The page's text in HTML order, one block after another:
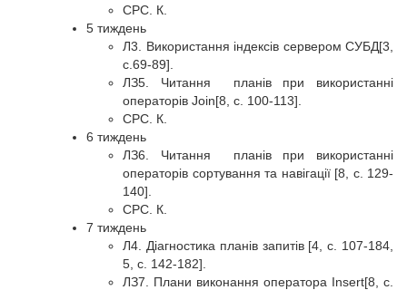
СРС. К.
5 тиждень
Л3. Використання індексів сервером СУБД[3,
с.69-89].
ЛЗ5. Читання планів при використанні
операторів Join[8, с. 100-113].
СРС. К.
6 тиждень
ЛЗ6. Читання планів при використанні
операторів сортування та навігації [8, с. 129-
140].
СРС. К.
7 тиждень
Л4. Діагностика планів запитів [4, с. 107-184,
5, c. 142-182].
ЛЗ7. Плани виконання оператора Insert[8, с.